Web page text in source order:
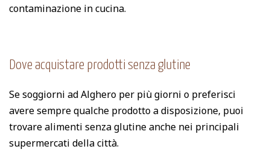
contaminazione in cucina.
Dove acquistare prodotti senza glutine
Se soggiorni ad Alghero per più giorni o preferisci
avere sempre qualche prodotto a disposizione, puoi
trovare alimenti senza glutine anche nei principali
supermercati della città.